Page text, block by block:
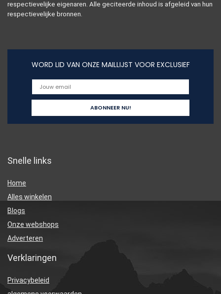
respectievelijke eigenaren. Alle geciteerde inhoud is afgeleid van hun
respectievelijke bronnen.
WORD LID VAN ONZE MAILLIJST VOOR EXCLUSIEF
Snelle links
Home
Alles winkelen
Blogs
Onze webshops
Adverteren
Verklaringen
Privacybeleid